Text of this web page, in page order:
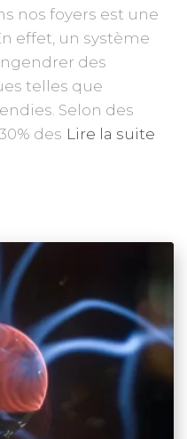
nos foyers est une
effet, un système
des
telles que
Selon des
des Lire la suite